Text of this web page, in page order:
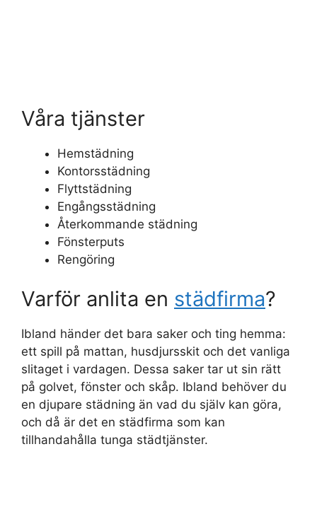
Våra tjänster
Hemstädning
Kontorsstädning
Flyttstädning
Engångsstädning
Återkommande städning
Fönsterputs
Rengöring
Varför anlita en städfirma?
Ibland händer det bara saker och ting hemma:
ett spill på mattan, husdjursskit och det vanliga
slitaget i vardagen. Dessa saker tar ut sin rätt
på golvet, fönster och skåp. Ibland behöver du
en djupare städning än vad du själv kan göra,
och då är det en städfirma som kan
tillhandahålla tunga städtjänster.